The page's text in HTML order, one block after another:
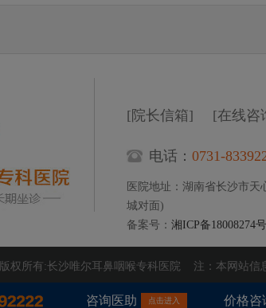
[院长信箱] [在线咨
电话： 0731-
医院地址：湖南省长沙市
城对面)
备案号： 湘ICP备18008274
版权所有:长沙唯尔耳鼻咽喉专科医院 注：本网站信
咨询医助 点击进入 价格咨